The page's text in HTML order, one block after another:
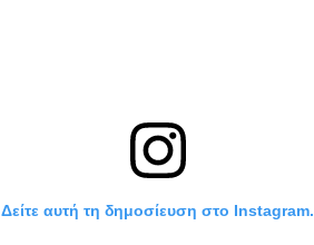
Δείτε αυτή τη δημοσίευση στο Instagram.